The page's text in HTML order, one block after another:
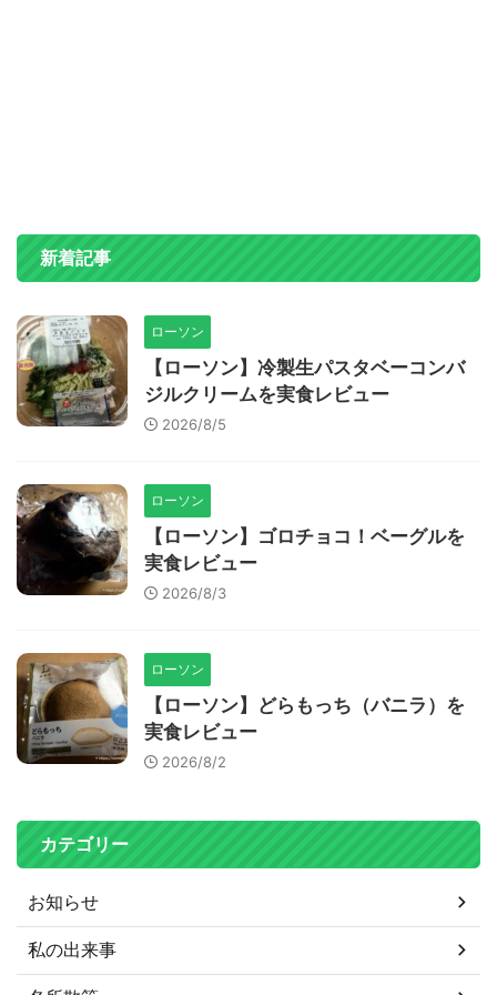
新着記事
ローソン
【ローソン】冷製生パスタベーコンバ
ジルクリームを実食レビュー
2026/8/5
ローソン
【ローソン】ゴロチョコ！ベーグルを
実食レビュー
2026/8/3
ローソン
【ローソン】どらもっち（バニラ）を
実食レビュー
2026/8/2
カテゴリー
お知らせ
私の出来事